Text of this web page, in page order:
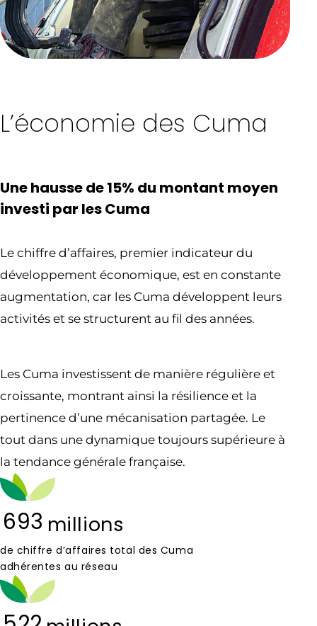
L’économie des Cuma
Une hausse de 15% du montant moyen
investi par les Cuma
Le chiffre d’affaires, premier indicateur du
développement économique, est en constante
augmentation, car les Cuma développent leurs
activités et se structurent au fil des années.
Les Cuma investissent de manière régulière et
croissante, montrant ainsi la résilience et la
pertinence d’une mécanisation partagée. Le
tout dans une dynamique toujours supérieure à
la tendance générale française.
693 millions
de chiffre d’affaires total des Cuma
adhérentes au réseau